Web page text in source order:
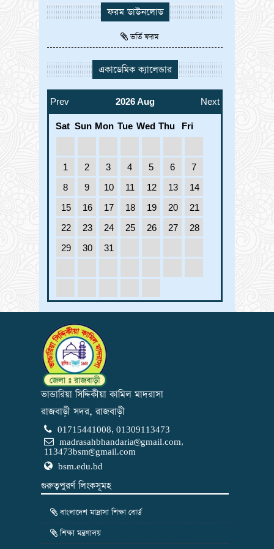
ফরম ডাউনলোড
ভর্তি ফরম
একাডেমিক ক্যালেন্ডার
Prev 2026 Aug Next
Sat Sun Mon Tue Wed Thu Fri
1 2 3 4 5 6
7
8
9 10 11 12 13
14
15
16 17 18 19 20
21
22
23 24 25 26 27
28
29
30 31
ভান্ডারিয়া সিদ্দিকীয়া কামিল মাদরাসা
রাজবাড়ী সদর, রাজবাড়ী
01715441008, 01309113473
madrasahbhandaria@gmail.com,
113473bsm@gmail.com
bsm.edu.bd
গুরুত্বপুরর্ণ লিংকসূমহ
বাংলাদেশ মাদ্রাসা শিক্ষা বোর্ড
শিক্ষা মন্ত্রণালয়